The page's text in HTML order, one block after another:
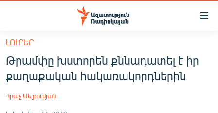
Մատչելիության
հիմնական
բովանդակությանը
հիմնական
մենյուին
ՀԱՅԱՍՏԱՆ
ՔԱՂԱՔԱԿԱՆ
ԸՆՏՐՈՒԹՅՈՒՆՆԵՐ 2026
ԼՈՒՐԵՐ
Թրամփը խստորեն քննադատել է իր
քաղաքական հակառակորդներին
Հրաչ Մելքումյան